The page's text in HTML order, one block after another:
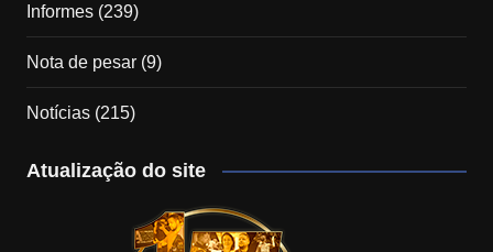
Informes(239)
Nota de pesar(9)
Notícias(215)
Atualização do site